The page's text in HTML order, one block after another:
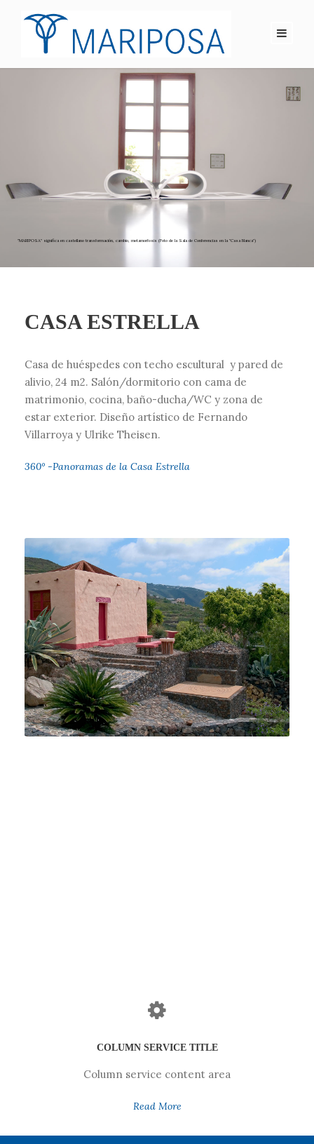
CASA ESTRELLA
Casa de huéspedes con techo escultural y pared de
alivio, 24 m2. Salón/dormitorio con cama de
matrimonio, cocina, baño-ducha/WC y zona de
estar exterior. Diseño artístico de Fernando
Villarroya y Ulrike Theisen.
360° -Panoramas de la Casa Estrella
COLUMN SERVICE TITLE
Column service content area
Read More